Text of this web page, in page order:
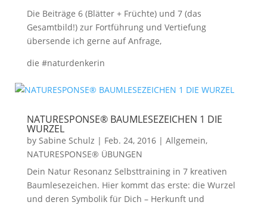
Die Beiträge 6 (Blätter + Früchte) und 7 (das
Gesamtbild!) zur Fortführung und Vertiefung
übersende ich gerne auf Anfrage,
die #naturdenkerin
NATURESPONSE® BAUMLESEZEICHEN 1 DIE
WURZEL
by Sabine Schulz | Feb. 24, 2016| Allgemein,
NATURESPONSE® ÜBUNGEN
Dein Natur Resonanz Selbsttraining in 7 kreativen
Baumlesezeichen. Hier kommt das erste: die Wurzel
und deren Symbolik für Dich – Herkunft und